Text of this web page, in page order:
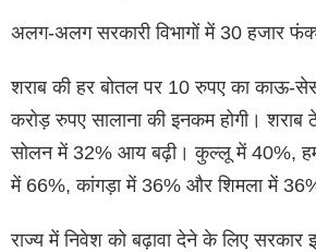
अलग-अलग सरकारी विभागों में 30 हजार
शराब की हर बोतल पर 10 रुपए का काऊ-
करोड़ रुपए सालाना की इनकम होगी। शराब
सोलन में 32% आय बढ़ी। कुल्लू में 40%,
में 66%, कांगड़ा में 36% और शिमला में 36%
राज्य में निवेश को बढ़ावा देने के लिए